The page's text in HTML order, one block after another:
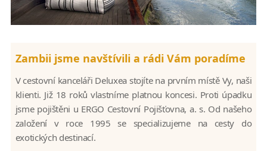
Zambii jsme navštívili a rádi Vám poradíme
V cestovní kanceláři Deluxea stojíte na prvním místě Vy, naši
klienti. Již 18 roků vlastníme platnou koncesi. Proti úpadku
jsme pojištěni u ERGO Cestovní Pojišťovna, a. s. Od našeho
založení v roce 1995 se specializujeme na cesty do
exotických destinací.